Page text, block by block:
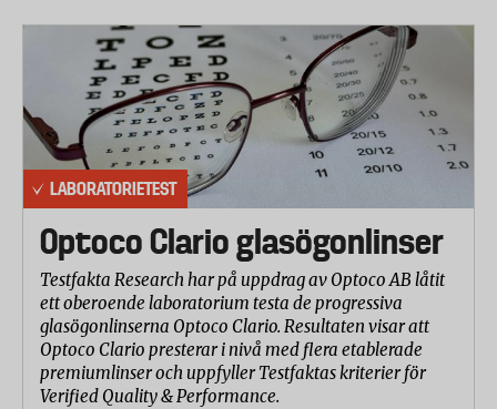
Panelen betygsatte följande huvudaspekter i termer
av ”gillande”:
- Smak
- Konsistens
- Doft
- Utseende
och bedömde bland annat följande specifika
smakegenskaper i termer ”lagom”:
- Smakintensitet
- Smak av örter
- Smak av dragon
- Sötma
LABORATORIETEST
Optoco Clario glasögonlinser
Testfakta Research har på uppdrag av Optoco AB låtit
ett oberoende laboratorium testa de progressiva
glasögonlinserna Optoco Clario. Resultaten visar att
Optoco Clario presterar i nivå med flera etablerade
premiumlinser och uppfyller Testfaktas kriterier för
Verified Quality & Performance.